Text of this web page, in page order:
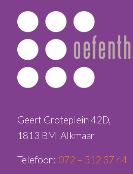
Geert Groteplein 42D,
1813 BM Alkmaar
Telefoon: 072 – 512 37 44